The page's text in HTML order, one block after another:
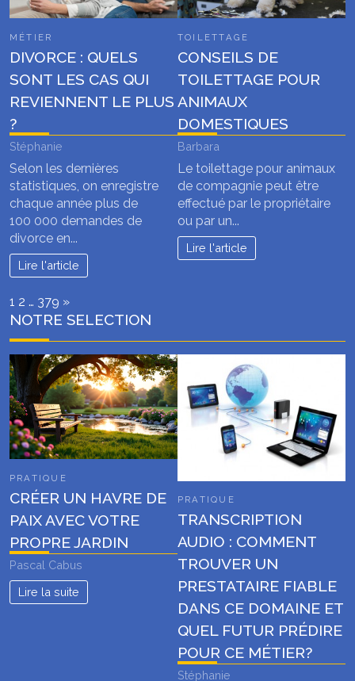
MÉTIER
DIVORCE : QUELS
SONT LES CAS QUI
REVIENNENT LE PLUS
?
Stéphanie
Selon les dernières
statistiques, on enregistre
chaque année plus de
100 000 demandes de
divorce en...
Lire l'article
TOILETTAGE
CONSEILS DE
TOILETTAGE POUR
ANIMAUX
DOMESTIQUES
Barbara
Le toilettage pour animaux
de compagnie peut être
effectué par le propriétaire
ou par un...
Lire l'article
Page:
1 2 … 379 Next
»
NOTRE SELECTION
PRATIQUE
CRÉER UN HAVRE DE
PAIX AVEC VOTRE
PROPRE JARDIN
Pascal Cabus
Lire la suite
PRATIQUE
TRANSCRIPTION
AUDIO : COMMENT
TROUVER UN
PRESTATAIRE FIABLE
DANS CE DOMAINE ET
QUEL FUTUR PRÉDIRE
POUR CE MÉTIER?
Stéphanie